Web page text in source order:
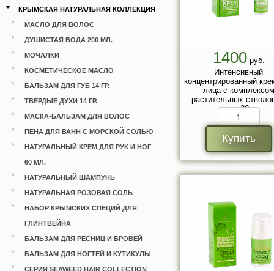
КРЫМСКАЯ НАТУРАЛЬНАЯ КОЛЛЕКЦИЯ
МАСЛО ДЛЯ ВОЛОС
ДУШИСТАЯ ВОДА 200 МЛ.
МОЧАЛКИ
КОСМЕТИЧЕСКОЕ МАСЛО
БАЛЬЗАМ ДЛЯ ГУБ 14 ГР.
ТВЕРДЫЕ ДУХИ 14 ГР.
МАСКА-БАЛЬЗАМ ДЛЯ ВОЛОС
ПЕНА ДЛЯ ВАНН С МОРСКОЙ СОЛЬЮ
НАТУРАЛЬНЫЙ КРЕМ ДЛЯ РУК И НОГ
60 МЛ.
НАТУРАЛЬНЫЙ ШАМПУНЬ
НАТУРАЛЬНАЯ РОЗОВАЯ СОЛЬ
НАБОР КРЫМСКИХ СПЕЦИЙ ДЛЯ
ГЛИНТВЕЙНА
БАЛЬЗАМ ДЛЯ РЕСНИЦ И БРОВЕЙ
БАЛЬЗАМ ДЛЯ НОГТЕЙ И КУТИКУЛЫ
СЕРИЯ SEAWEED HAIR COLLECTION
1400руб.
Интенсивный
концентрированный
лица с комплексом
растительных
клеток 30 мл.
Купить